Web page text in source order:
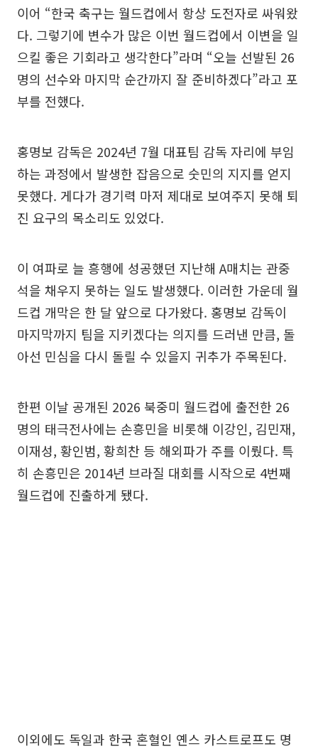
이어 “한국 축구는 월드컵에서 항상 도전자로 싸워왔
다. 그렇기에 변수가 많은 이번 월드컵에서 이변을 일
으킬 좋은 기회라고 생각한다”라며 “오늘 선발된 26
명의 선수와 마지막 순간까지 잘 준비하겠다”라고 포
부를 전했다.
홍명보 감독은 2024년 7월 대표팀 감독 자리에 부임
하는 과정에서 발생한 잡음으로 숫민의 지지를 얻지
못했다. 게다가 경기력 마저 제대로 보여주지 못해 퇴
진 요구의 목소리도 있었다.
이 여파로 늘 흥행에 성공했던 지난해 A매치는 관중
석을 채우지 못하는 일도 발생했다. 이러한 가운데 월
드컵 개막은 한 달 앞으로 다가왔다. 홍명보 감독이
마지막까지 팀을 지키겠다는 의지를 드러낸 만큼, 돌
아선 민심을 다시 돌릴 수 있을지 귀추가 주목된다.
한편 이날 공개된 2026 북중미 월드컵에 출전한 26
명의 태극전사에는 손흥민을 비롯해 이강인, 김민재,
이재성, 황인범, 황희찬 등 해외파가 주를 이뤘다. 특
히 손흥민은 2014년 브라질 대회를 시작으로 4번째
월드컵에 진출하게 됐다.
이외에도 독일과 한국 혼혈인 옌스 카스트로프도 명